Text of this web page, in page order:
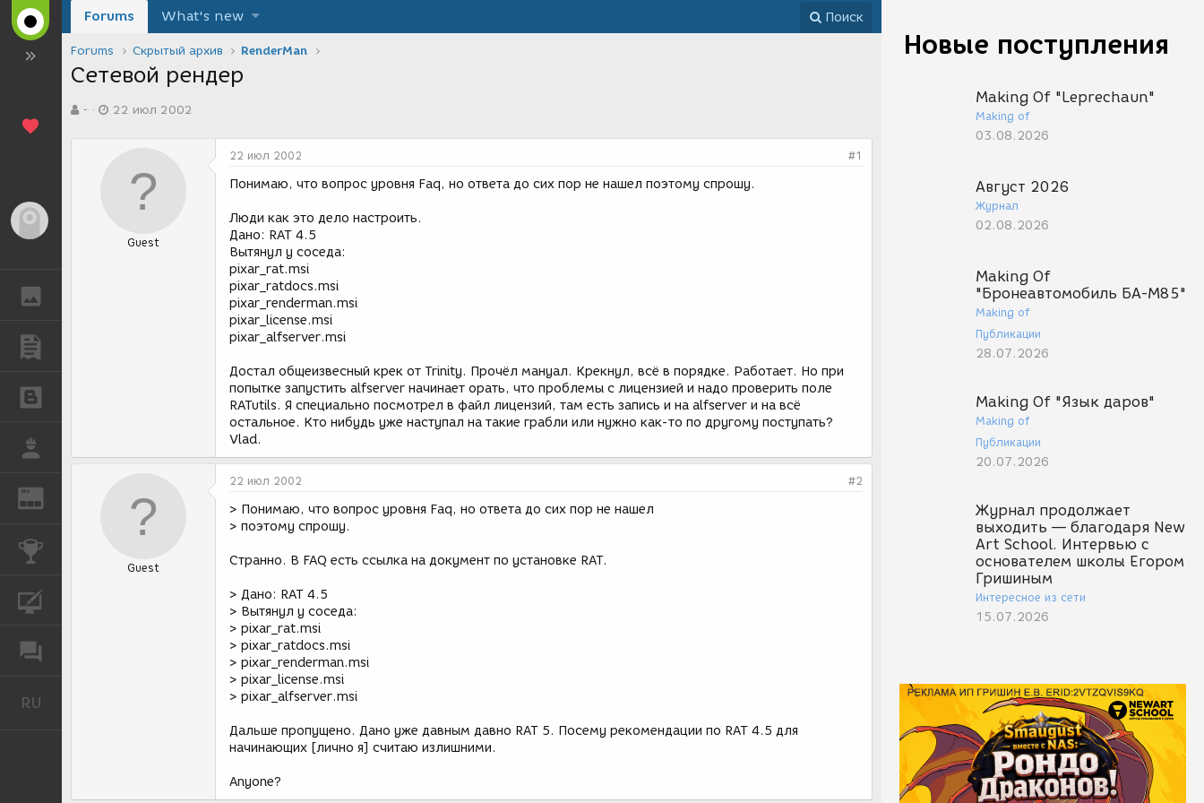
REN
RU
Новые поступления
Making Of "Leprechaun"
Making of
03.08.2026
Август 2026
Журнал
02.08.2026
Making Of
"Бронеавтомобиль БА-М85"
Making of
Публикации
28.07.2026
Making Of "Язык даров"
Making of
Публикации
20.07.2026
Журнал продолжает
выходить — благодаря New
Art School. Интервью с
основателем школы Егором
Гришиным
Интересное из сети
15.07.2026
Forums What's new Поиск
Forums Скрытый архив RenderMan
Сетевой рендер
в-
а
22 июл 2002
Guest
22 июл 2002 #1
Понимаю, что вопрос уровня Faq, но ответа до сих пор не нашел поэтому спрошу.
Люди как это дело настроить.
Дано: RAT 4.5
Вытянул у соседа:
pixar_rat.msi
pixar_ratdocs.msi
pixar_renderman.msi
pixar_license.msi
pixar_alfserver.msi
Достал общеизвесный крек от Trinity. Прочёл мануал. Крекнул, всё в порядке. Работает. Но при
попытке запустить alfserver начинает орать, что проблемы с лицензией и надо проверить поле
RATutils. Я специально посмотрел в файл лицензий, там есть запись и на alfserver и на всё
остальное. Кто нибудь уже наступал на такие грабли или нужно как-то по другому поступать?
Vlad.
Guest
22 июл 2002 #2
> Понимаю, что вопрос уровня Faq, но ответа до сих пор не нашел
> поэтому спрошу.
Странно. В FAQ есть ссылка на документ по установке RAT.
> Дано: RAT 4.5
> Вытянул у соседа:
> pixar_rat.msi
> pixar_ratdocs.msi
> pixar_renderman.msi
> pixar_license.msi
> pixar_alfserver.msi
Дальше пропущено. Дано уже давным давно RAT 5. Посему рекомендации по RAT 4.5 для
начинающих [лично я] считаю излишними.
Anyone?